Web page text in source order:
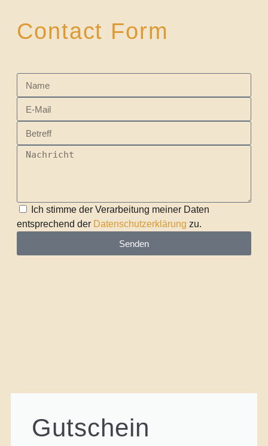
Contact Form
Ich stimme der Verarbeitung meiner Daten
entsprechend der Datenschutzerklärung zu.
Senden
Gutschein